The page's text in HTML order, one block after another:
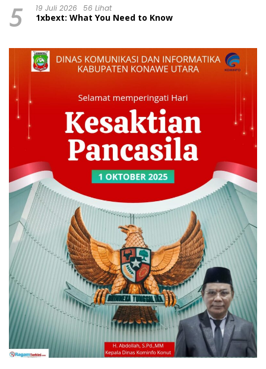
5 19 Juli 2026 56 Lihat
1xbext: What You Need to Know